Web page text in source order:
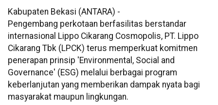
Kabupaten Bekasi (ANTARA) -
Pengembang perkotaan berfasilitas berstandar
internasional Lippo Cikarang Cosmopolis, PT. Lippo
Cikarang Tbk (LPCK) terus memperkuat komitmen
penerapan prinsip 'Environmental, Social and
Governance' (ESG) melalui berbagai program
keberlanjutan yang memberikan dampak nyata bagi
masyarakat maupun lingkungan.